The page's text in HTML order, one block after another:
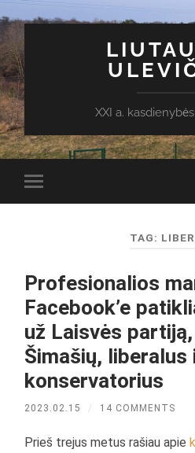
XXI a.
Toggle
mobile
TAG:
Profesionalios
Facebook’e
už Laisvės
Šimašių, liberalus
konservatorius
2023.02.15 / 14 COMMENTS
Prieš trejus metus rašiau apie